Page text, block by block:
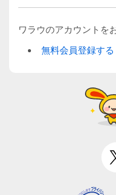
ワラウのアカウントを
無料会員登録する